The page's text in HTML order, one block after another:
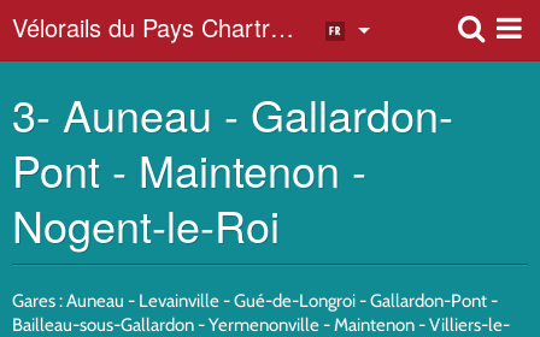
Vélorails du Pays Chartrain
Album photo
3- Auneau - Gallardon-
Pont - Maintenon -
Nogent-le-Roi
Gares : Auneau - Levainville - Gué-de-Longroi - Gallardon-Pont -
Bailleau-sous-Gallardon - Yermenonville - Maintenon - Villiers-le-